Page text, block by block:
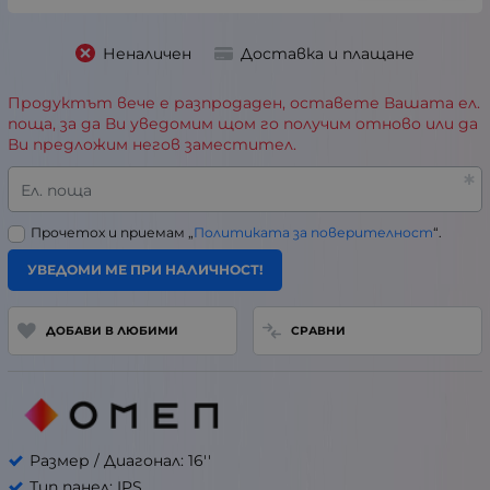
Неналичен Доставка и плащане
Продуктът вече е разпродаден, оставете Вашата ел.
поща, за да Ви уведомим щом го получим отново или да
Ви предложим негов заместител.
Ел. поща
Прочетох и приемам „ Политиката за поверителност“.
УВЕДОМИ МЕ ПРИ НАЛИЧНОСТ!
ДОБАВИ В ЛЮБИМИ СРАВНИ
Размер / Диагонал: 16''